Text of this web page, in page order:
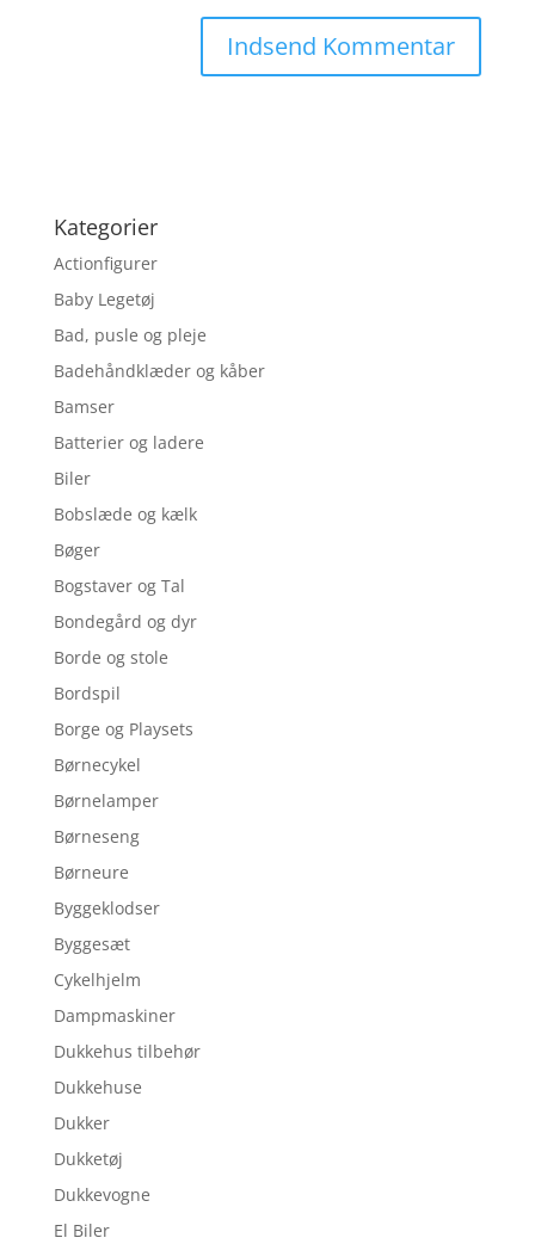
Kategorier
Actionfigurer
Baby Legetøj
Bad, pusle og pleje
Badehåndklæder og kåber
Bamser
Batterier og ladere
Biler
Bobslæde og kælk
Bøger
Bogstaver og Tal
Bondegård og dyr
Borde og stole
Bordspil
Borge og Playsets
Børnecykel
Børnelamper
Børneseng
Børneure
Byggeklodser
Byggesæt
Cykelhjelm
Dampmaskiner
Dukkehus tilbehør
Dukkehuse
Dukker
Dukketøj
Dukkevogne
El Biler